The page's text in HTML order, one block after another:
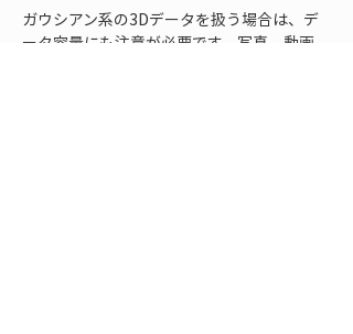
ガウシアン系の3Dデータを扱う場合は、デ
ータ容量にも注意が必要です。写真、動画、